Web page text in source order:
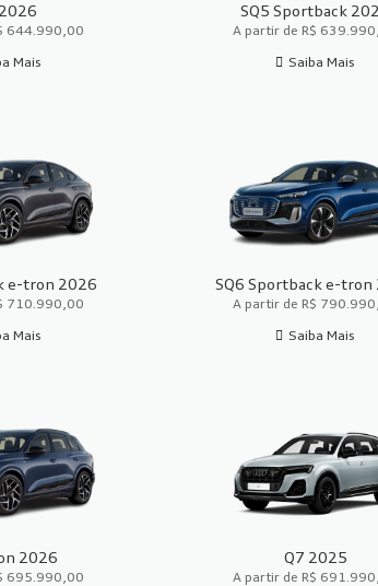
644.990,00
Mais
SQ5 Sportback
A partir de R$
Saiba Mais
e-tron 2026
710.990,00
Mais
SQ6 Sportback e-tron
A partir de R$
Saiba Mais
2026
695.990,00
Q7 2025
A partir de R$